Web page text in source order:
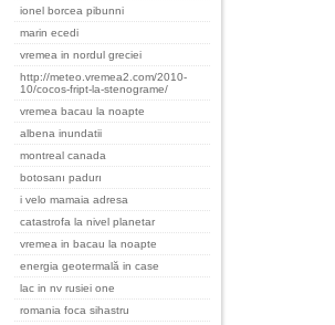
ionel borcea pibunni
marin ecedi
vremea in nordul greciei
http://meteo.vremea2.com/2010-
10/cocos-fript-la-stenograme/
vremea bacau la noapte
albena inundatii
montreal canada
botosanı padurı
i velo mamaia adresa
catastrofa la nivel planetar
vremea in bacau la noapte
energia geotermală in case
lac in nv rusiei one
romania foca sihastru